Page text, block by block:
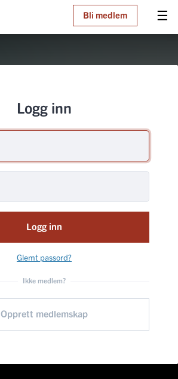
☰
Bli medlem
Logg inn
Logg inn
Glemt passord?
Ikke medlem?
Opprett medlemskap